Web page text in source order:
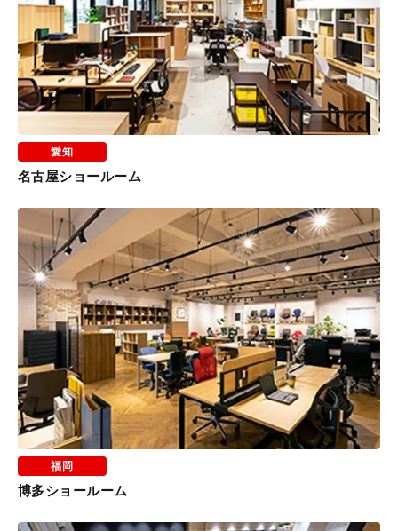
愛知
名古屋ショールーム
福岡
博多ショールーム